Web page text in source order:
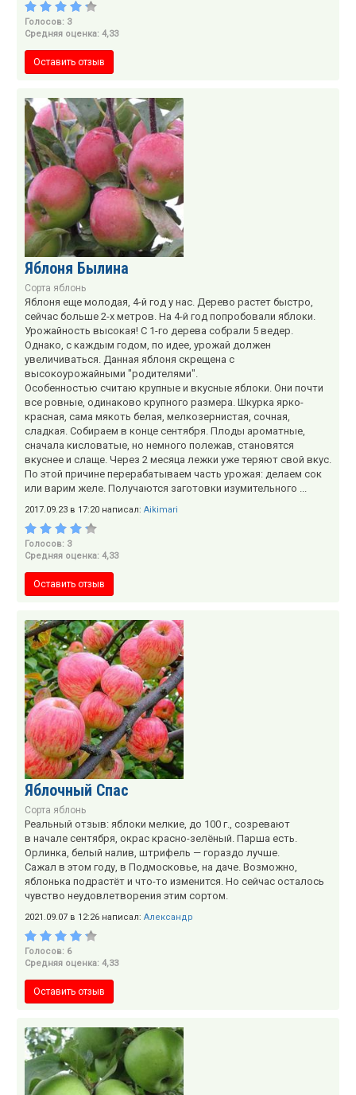
Голосов: 3
Средняя оценка: 4,33
Оставить отзыв
Яблоня Былина
Сорта яблонь
Яблоня еще молодая, 4-й год у нас. Дерево растет быстро,
сейчас больше 2-х метров. На 4-й год попробовали яблоки.
Урожайность высокая! С 1-го дерева собрали 5 ведер.
Однако, с каждым годом, по идее, урожай должен
увеличиваться. Данная яблоня скрещена с
высокоурожайными "родителями".
Особенностью считаю крупные и вкусные яблоки. Они почти
все ровные, одинаково крупного размера. Шкурка ярко-
красная, сама мякоть белая, мелкозернистая, сочная,
сладкая. Собираем в конце сентября. Плоды ароматные,
сначала кисловатые, но немного полежав, становятся
вкуснее и слаще. Через 2 месяца лежки уже теряют свой вкус.
По этой причине перерабатываем часть урожая: делаем сок
или варим желе. Получаются заготовки изумительного ...
2017.09.23 в 17:20 написал: Aikimari
Голосов: 3
Средняя оценка: 4,33
Оставить отзыв
Яблочный Спас
Сорта яблонь
Реальный отзыв: яблоки мелкие, до 100 г., созревают
в начале сентября, окрас красно-зелёный. Парша есть.
Орлинка, белый налив, штрифель — гораздо лучше.
Сажал в этом году, в Подмосковье, на даче. Возможно,
яблонька подрастёт и что-то изменится. Но сейчас осталось
чувство неудовлетворения этим сортом.
2021.09.07 в 12:26 написал: Александр
Голосов: 6
Средняя оценка: 4,33
Оставить отзыв